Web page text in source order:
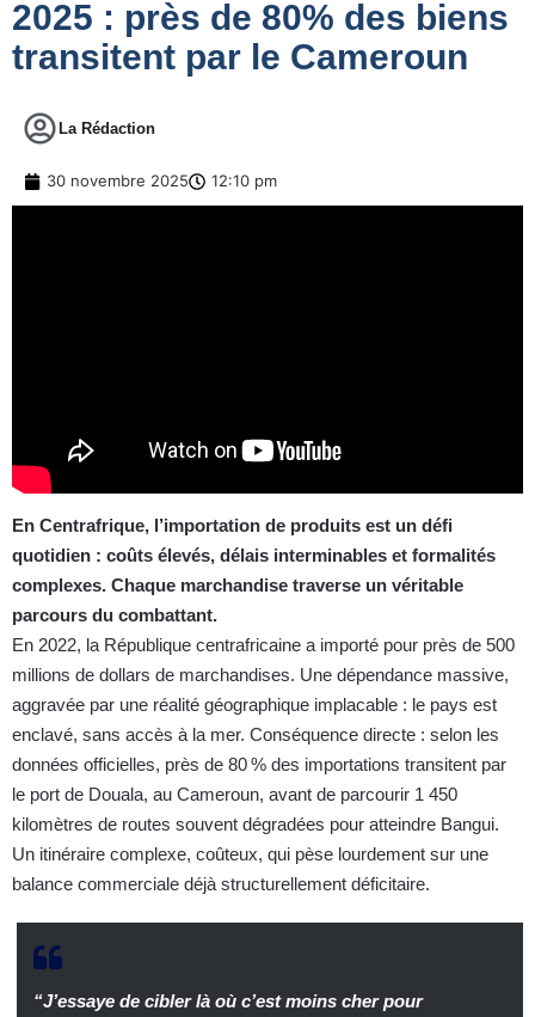
2025 : près de 80% des biens
transitent par le Cameroun
La Rédaction
30 novembre 2025 12:10 pm
En Centrafrique, l’importation de produits est un défi
quotidien : coûts élevés, délais interminables et formalités
complexes. Chaque marchandise traverse un véritable
parcours du combattant.
En 2022, la République centrafricaine a importé pour près de 500
millions de dollars de marchandises. Une dépendance massive,
aggravée par une réalité géographique implacable : le pays est
enclavé, sans accès à la mer. Conséquence directe : selon les
données officielles, près de 80 % des importations transitent par
le port de Douala, au Cameroun, avant de parcourir 1 450
kilomètres de routes souvent dégradées pour atteindre Bangui.
Un itinéraire complexe, coûteux, qui pèse lourdement sur une
balance commerciale déjà structurellement déficitaire.
“J’essaye de cibler là où c’est moins cher pour